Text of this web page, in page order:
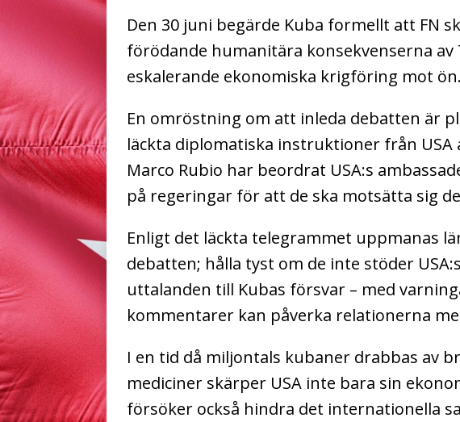
Den 30 juni begärde Kuba formellt att FN
förödande humanitära konsekvenserna
eskalerande ekonomiska krigföring mot ön.
En omröstning om att inleda debatten är
läckta diplomatiska instruktioner från
Marco Rubio har beordrat USA:s
på regeringar för att de ska motsätta sig
Enligt det läckta telegrammet uppmanas
debatten; hålla tyst om de inte stöder
uttalanden till Kubas försvar – med
kommentarer kan påverka relationerna
I en tid då miljontals kubaner drabbas av
mediciner skärper USA inte bara sin
försöker också hindra det internationella